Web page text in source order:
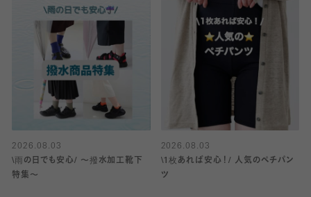
2026.08.03
\雨の日でも安心/ 〜撥水加工靴下
特集〜
2026.08.03
\1枚あれば安心！/ 人気のペチパン
ツ